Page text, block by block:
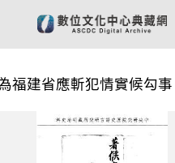
福建省應斬犯情實候勾事